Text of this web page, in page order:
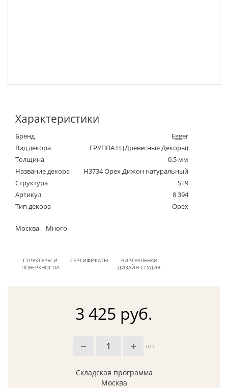
Характеристики
Бренд
Egger
Вид декора
ГРУППА Н (Древесные Декоры)
Толщина
0,5 мм
Название декора
H3734 Орех Дижон натуральный
Структура
ST9
Артикул
8 394
Тип декора
Орех
Москва Много
СТРУКТУРЫ И
ПОВЕРХНОСТИ
СЕРТИФИКАТЫ
ВИРТУАЛЬНАЯ
ДИЗАЙН СТУДИЯ
3 425 руб.
шт
Складская программа
Москва